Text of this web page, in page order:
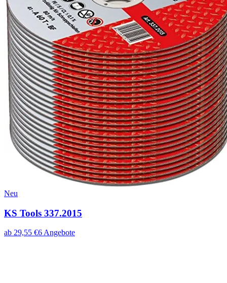
Neu
KS Tools 337.2015
ab 29,55 €6 Angebote